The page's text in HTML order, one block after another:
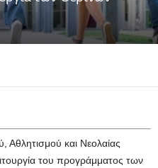
Αθλητισμού και Νεολαίας
του προγράμματος των